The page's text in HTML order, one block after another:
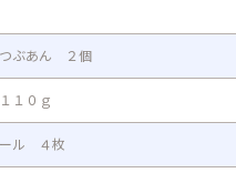
ぶあん ２個
１０ｇ
ル ４枚